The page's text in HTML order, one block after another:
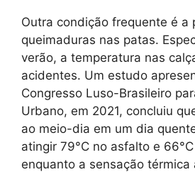
Outra condição frequente é a
queimaduras nas patas.
verão, a temperatura nas
acidentes. Um estudo
Congresso Luso-Brasileiro
Urbano, em 2021, concluiu
ao meio-dia em um dia
atingir 79°C no asfalto e
enquanto a sensação térmica